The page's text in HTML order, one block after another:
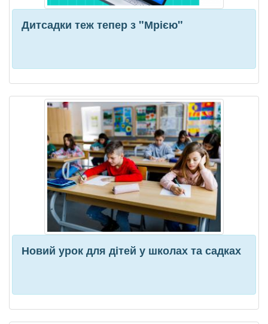
Дитсадки теж тепер з "Мрією"
Новий урок для дітей у школах та садках